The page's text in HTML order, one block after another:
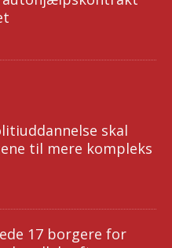
skal
til mere kompleks
17 borgere for